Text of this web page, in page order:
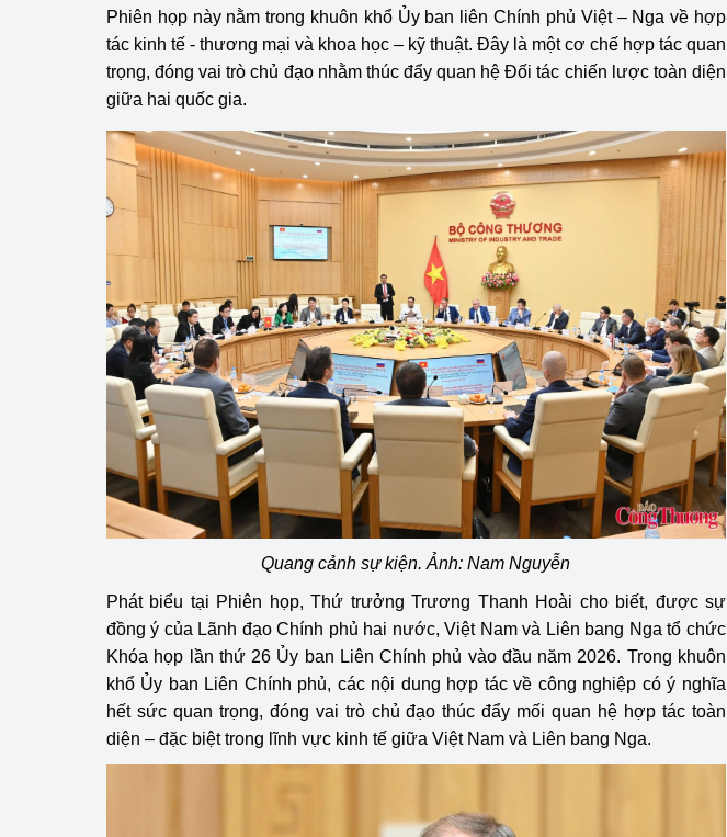
Album ảnh bảo vệ môi trường
Văn bản về môi trường
Bảo vệ nền tảng tư tưởng của Đảng
Doanh nghiệp - Người dân
Khu vực miền Trung
Khu vực miền Nam
Thị trường nước ngoàiHiệp định EVFTA
Thị trường châu Á – châu Phi
Thị trường châu Âu – châu Mỹ
Thị trường trong nước
Ngành Công Thương đưa nghị quyết
Đại hội XIV của Đảng vào cuộc sống
Phát triển công nghiệpCông nghiệp nền tảng
Chính sách
Sản xuất công nghiệp
Phát triển năng lượng
Phiên họp này nằm trong khuôn khổ Ủy ban liên Chính phủ Việt – Nga về hợp
tác kinh tế - thương mại và khoa học – kỹ thuật. Đây là một cơ chế hợp tác quan
trọng, đóng vai trò chủ đạo nhằm thúc đẩy quan hệ Đối tác chiến lược toàn diện
giữa hai quốc gia.
Quang cảnh sự kiện. Ảnh: Nam Nguyễn
Phát biểu tại Phiên họp, Thứ trưởng Trương Thanh Hoài cho biết, được sự
đồng ý của Lãnh đạo Chính phủ hai nước, Việt Nam và Liên bang Nga tổ chức
Khóa họp lần thứ 26 Ủy ban Liên Chính phủ vào đầu năm 2026. Trong khuôn
khổ Ủy ban Liên Chính phủ, các nội dung hợp tác về công nghiệp có ý nghĩa
hết sức quan trọng, đóng vai trò chủ đạo thúc đẩy mối quan hệ hợp tác toàn
diện – đặc biệt trong lĩnh vực kinh tế giữa Việt Nam và Liên bang Nga.